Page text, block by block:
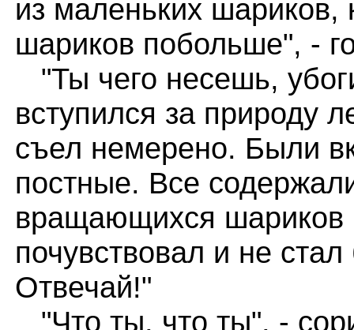
из маленьких шариков,
шариков побольше", -
"Ты чего несешь,
вступился за природу
съел немерено. Были
постные. Все
вращающихся шариков
почувствовал и не
Отвечай!"
"Что ты, что ты", -